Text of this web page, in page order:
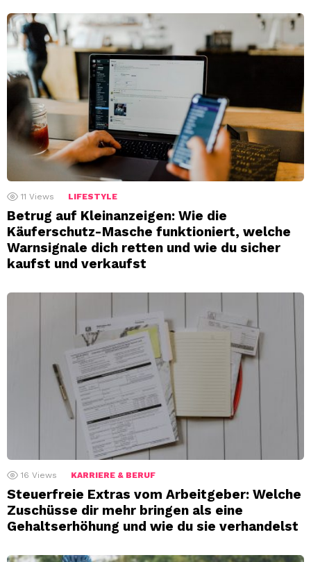
11 Views LIFESTYLE
Betrug auf Kleinanzeigen: Wie die
Käuferschutz-Masche funktioniert, welche
Warnsignale dich retten und wie du sicher
kaufst und verkaufst
16 Views KARRIERE & BERUF
Steuerfreie Extras vom Arbeitgeber: Welche
Zuschüsse dir mehr bringen als eine
Gehaltserhöhung und wie du sie verhandelst